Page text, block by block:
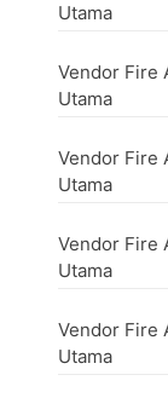
Utama
Vendor Fire
Utama
Vendor Fire
Utama
Vendor Fire
Utama
Vendor Fire
Utama